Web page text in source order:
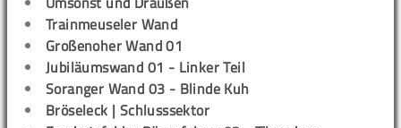
Trainmeuseler Wand
Großenoher Wand 01
Jubiläumswand 01 - Linker Teil
Soranger Wand 03 - Blinde Kuh
Bröseleck | Schlusssektor